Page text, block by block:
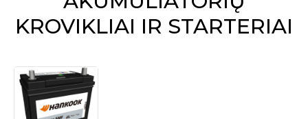
KROVIKLIAI IR STARTERIAI